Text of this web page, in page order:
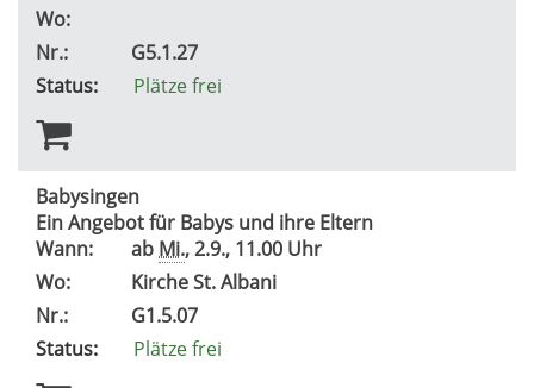
Wo:
Nr.:
G5.1.27
Status:
Plätze frei
Babysingen
Ein Angebot für Babys und ihre Eltern
Wann:
ab Mi., 2.9., 11.00 Uhr
Wo:
Kirche St. Albani
Nr.:
G1.5.07
Status:
Plätze frei